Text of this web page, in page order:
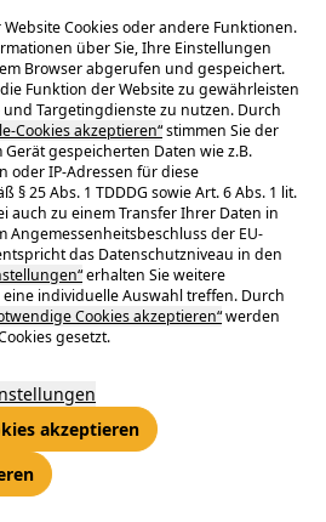
Cookies oder andere Funktionen.
über Sie, Ihre Einstellungen
Browser abgerufen und gespeichert.
Funktion der Website zu gewährleisten
Targetingdienste zu nutzen. Durch
Cookies akzeptieren“stimmen Sie der
gespeicherten Daten wie z.B.
oder IP-Adressen für diese
§ 25 Abs. 1 TDDDG sowie Art. 6 Abs. 1 lit.
auch zu einem Transfer Ihrer Daten in
Angemessenheitsbeschluss der EU-
das Datenschutzniveau in den
erhalten Sie weitere
individuelle Auswahl treffen. Durch
Cookies akzeptieren“werden
gesetzt.
akzeptieren
nicht nur komfortabler, sondern
ermöglicht das sogenannte
Laden nach dem
das Fahrzeug und/oder die
ist, kann die Nutzerin oder der
Ladepräferenzen festlegen: zum
des Ladevorgangs sowie einen
alle Eventualitäten gerüstet zu sein.
die App den optimalen
dabei aktuelle und prognostizierte
bestimmt. Wer die Funktion nutzt,
Ladekosten, sondern trägt
Erzeugungs- und
nutzen.